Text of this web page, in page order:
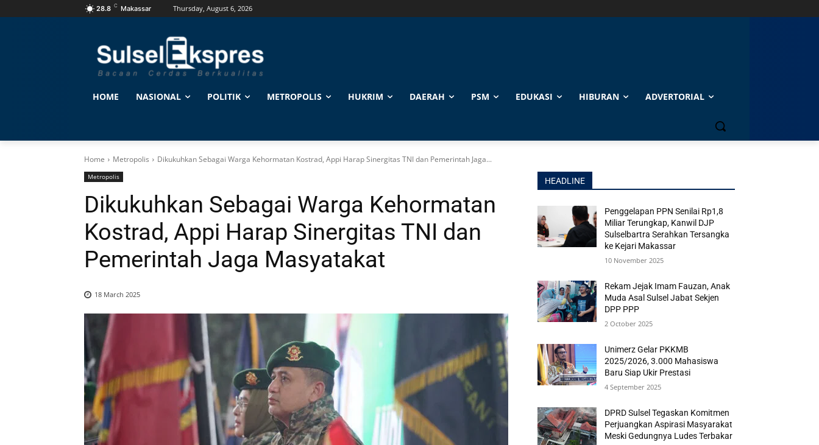
28.8 C Makassar Thursday, August 6, 2026
HOME NASIONAL POLITIK METROPOLIS HUKRIM DAERAH PSM EDUKASI HIBURAN ADVERTORIAL
Home Metropolis Dikukuhkan Sebagai Warga Kehormatan Kostrad, Appi Harap Sinergitas TNI dan Pemerintah Jaga...
Metropolis
Dikukuhkan Sebagai Warga Kehormatan
Kostrad, Appi Harap Sinergitas TNI dan
Pemerintah Jaga Masyatakat
18 March 2025
HEADLINE
Penggelapan PPN Senilai Rp1,8
Miliar Terungkap, Kanwil DJP
Sulselbartra Serahkan Tersangka
ke Kejari Makassar
10 November 2025
Rekam Jejak Imam Fauzan, Anak
Muda Asal Sulsel Jabat Sekjen
DPP PPP
2 October 2025
Unimerz Gelar PKKMB
2025/2026, 3.000 Mahasiswa
Baru Siap Ukir Prestasi
4 September 2025
DPRD Sulsel Tegaskan Komitmen
Perjuangkan Aspirasi Masyarakat
Meski Gedungnya Ludes Terbakar